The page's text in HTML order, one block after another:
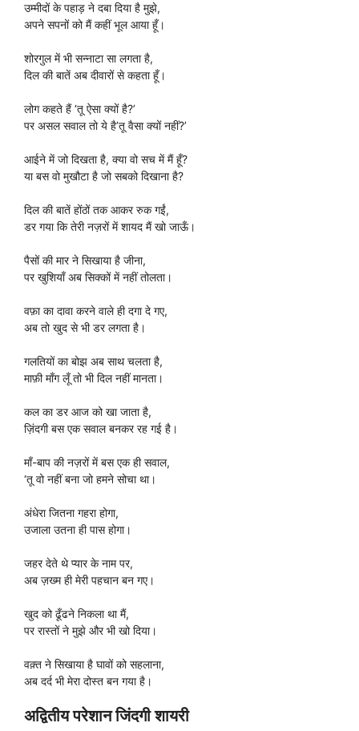
उम्मीदों के पहाड़ ने दबा दिया है मुझे,
अपने सपनों को मैं कहीं भूल आया हूँ।
शोरगुल में भी सन्नाटा सा लगता है,
दिल की बातें अब दीवारों से कहता हूँ।
लोग कहते हैं ‘तू ऐसा क्यों है?’
पर असल सवाल तो ये है’तू वैसा क्यों नहीं?’
आईने में जो दिखता है, क्या वो सच में मैं हूँ?
या बस वो मुखौटा है जो सबको दिखाना है?
दिल की बातें होंठों तक आकर रुक गईं,
डर गया कि तेरी नज़रों में शायद मैं खो जाऊँ।
पैसों की मार ने सिखाया है जीना,
पर खुशियाँ अब सिक्कों में नहीं तोलता।
वफ़ा का दावा करने वाले ही दगा दे गए,
अब तो खुद से भी डर लगता है।
गलतियों का बोझ अब साथ चलता है,
माफ़ी माँग लूँ तो भी दिल नहीं मानता।
कल का डर आज को खा जाता है,
ज़िंदगी बस एक सवाल बनकर रह गई है।
माँ-बाप की नज़रों में बस एक ही सवाल,
‘तू वो नहीं बना जो हमने सोचा था।
अंधेरा जितना गहरा होगा,
उजाला उतना ही पास होगा।
जहर देते थे प्यार के नाम पर,
अब ज़ख्म ही मेरी पहचान बन गए।
खुद को ढूँढने निकला था मैं,
पर रास्तों ने मुझे और भी खो दिया।
वक़्त ने सिखाया है घावों को सहलाना,
अब दर्द भी मेरा दोस्त बन गया है।
अद्वितीय परेशान जिंदगी शायरी